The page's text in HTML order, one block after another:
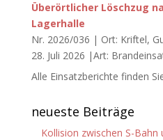
Überörtlicher Löschzug
Lagerhalle
Nr. 2026/036 | Ort: Kriftel,
28. Juli 2026 |Art:
Alle Einsatzberichte finden
neueste Beiträge
Kollision zwischen S-Bahn